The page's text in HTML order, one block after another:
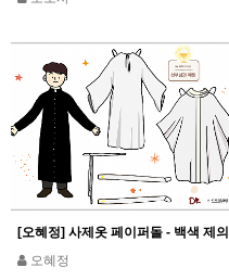
[오혜정] 사제옷 페이퍼돌 - 백색 제의
오혜정